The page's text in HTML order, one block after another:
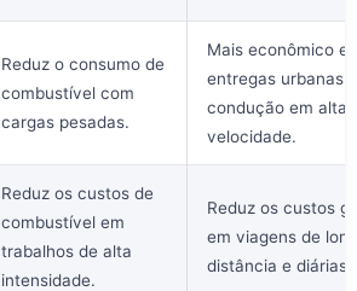
Reduz o consumo de
combustível com
cargas pesadas.
Mais econômico
entregas urbanas e
condução em alta
velocidade.
Reduz os custos de
combustível em
trabalhos de alta
intensidade.
Reduz os custos
em viagens de
distância e diárias.